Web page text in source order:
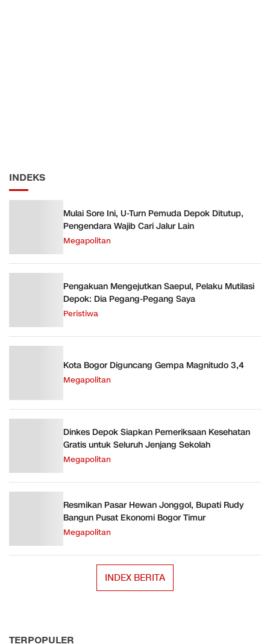
INDEKS
Mulai Sore Ini, U-Turn Pemuda Depok Ditutup,
Pengendara Wajib Cari Jalur Lain
Megapolitan
Pengakuan Mengejutkan Saepul, Pelaku Mutilasi
Depok: Dia Pegang-Pegang Saya
Peristiwa
Kota Bogor Diguncang Gempa Magnitudo 3,4
Megapolitan
Dinkes Depok Siapkan Pemeriksaan Kesehatan
Gratis untuk Seluruh Jenjang Sekolah
Megapolitan
Resmikan Pasar Hewan Jonggol, Bupati Rudy
Bangun Pusat Ekonomi Bogor Timur
Megapolitan
INDEX BERITA
TERPOPULER